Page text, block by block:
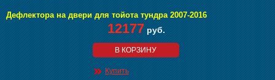
Дефлектора на двери для тойота тундра 2007-2016
12177 руб.
В КОРЗИНУ
Купить